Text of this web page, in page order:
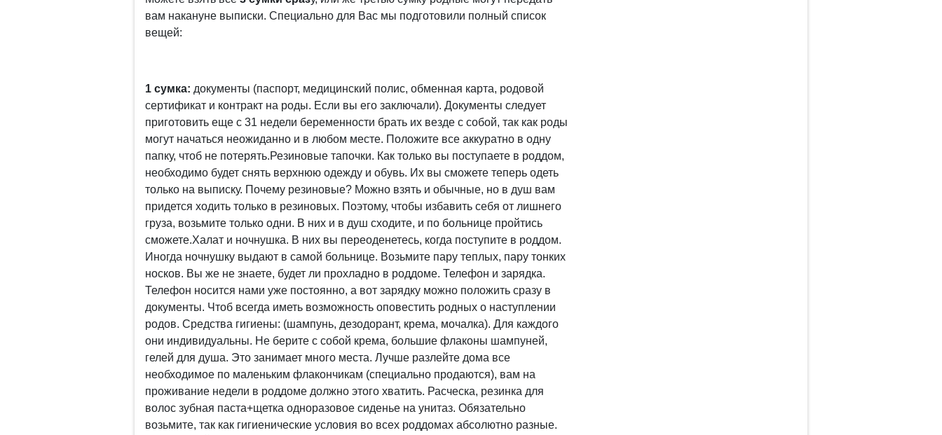
вам накануне выписки. Специально для Вас мы подготовили полный список
вещей:
1 сумка: документы (паспорт, медицинский полис, обменная карта, родовой
сертификат и контракт на роды. Если вы его заключали). Документы следует
приготовить еще с 31 недели беременности брать их везде с собой, так как роды
могут начаться неожиданно и в любом месте. Положите все аккуратно в одну
папку, чтоб не потерять.Резиновые тапочки. Как только вы поступаете в роддом,
необходимо будет снять верхнюю одежду и обувь. Их вы сможете теперь одеть
только на выписку. Почему резиновые? Можно взять и обычные, но в душ вам
придется ходить только в резиновых. Поэтому, чтобы избавить себя от лишнего
груза, возьмите только одни. В них и в душ сходите, и по больнице пройтись
сможете.Халат и ночнушка. В них вы переоденетесь, когда поступите в роддом.
Иногда ночнушку выдают в самой больнице. Возьмите пару теплых, пару тонких
носков. Вы же не знаете, будет ли прохладно в роддоме. Телефон и зарядка.
Телефон носится нами уже постоянно, а вот зарядку можно положить сразу в
документы. Чтоб всегда иметь возможность оповестить родных о наступлении
родов. Средства гигиены: (шампунь, дезодорант, крема, мочалка). Для каждого
они индивидуальны. Не берите с собой крема, большие флаконы шампуней,
гелей для душа. Это занимает много места. Лучше разлейте дома все
необходимое по маленьким флакончикам (специально продаются), вам на
проживание недели в роддоме должно этого хватить. Расческа, резинка для
волос зубная паста+щетка одноразовое сиденье на унитаз. Обязательно
возьмите, так как гигиенические условия во всех роддомах абсолютно разные.